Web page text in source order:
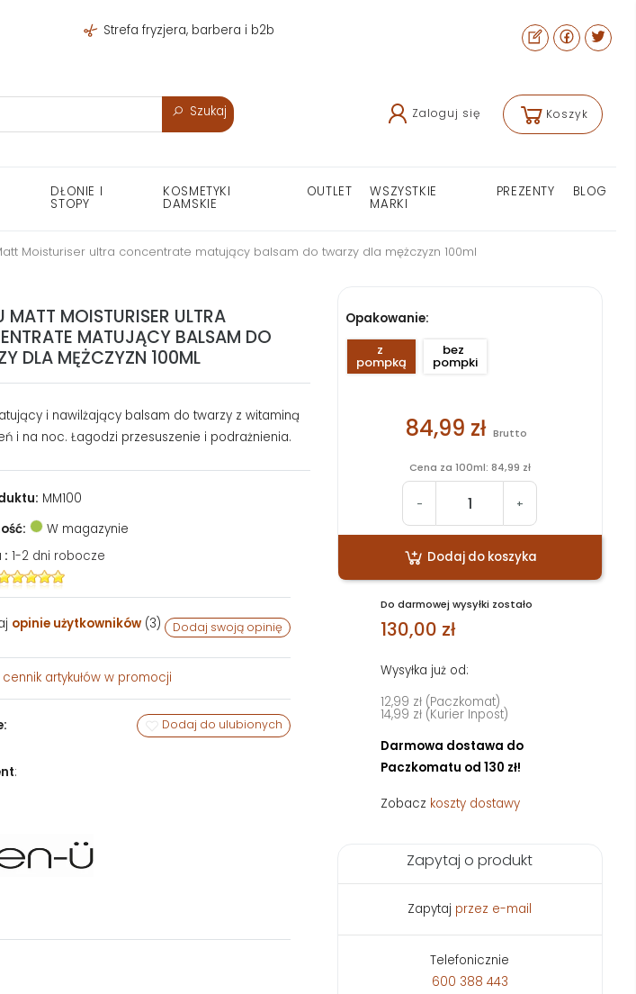
Strefa fryzjera, barbera i b2b
Szukaj Zaloguj się Koszyk
DŁONIE I
STOPY
KOSMETYKI
DAMSKIE
OUTLET WSZYSTKIE
MARKI
PREZENTY BLOG
Moisturiser ultra concentrate matujący balsam do twarzy dla mężczyzn 100ml
MATT MOISTURISER ULTRA
MATUJĄCY BALSAM DO
DLA MĘŻCZYZN 100ML
i nawilżający balsam do twarzy z witaminą
i na noc. Łagodzi przesuszenie i podrażnienia.
MM100
W magazynie
: 1-2 dni robocze
opinie użytkowników(3) Dodaj swoją opinię
cennik artykułów w promocji
Dodaj do ulubionych
:
Opakowanie:
z
pompką
bez
pompki
84,99 zł Brutto
Cena za 100ml: 84,99 zł
- +
Dodaj do koszyka
Do darmowej wysyłki zostało
130,00 zł
Wysyłka już od:
12,99 zł (Paczkomat)
14,99 zł (Kurier Inpost)
Darmowa dostawa do
Paczkomatu od 130 zł!
Zobacz koszty dostawy
Zapytaj o produkt
Zapytaj przez e-mail
Telefonicznie
600 388 443